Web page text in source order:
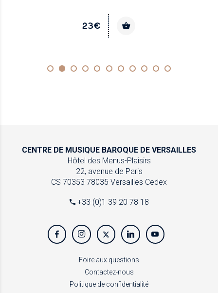
23€
CENTRE DE MUSIQUE BAROQUE DE VERSAILLES
Hôtel des Menus-Plaisirs
22, avenue de Paris
CS 70353 78035 Versailles Cedex
+33 (0)1 39 20 78 18
Foire aux questions
Contactez-nous
Politique de confidentialité